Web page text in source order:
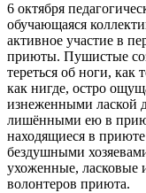
6 октября
обучающаяся
активное участие в
приюты. Пушистые
тереться об ноги, как
как нигде, остро
изнеженными лаской
лишёнными ею в
находящиеся в
бездушными
ухоженные, ласковые
волонтеров приюта.